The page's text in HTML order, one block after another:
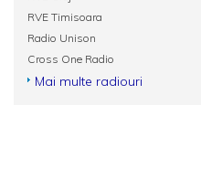
RVE Timisoara
Radio Unison
Cross One Radio
Mai multe radiouri